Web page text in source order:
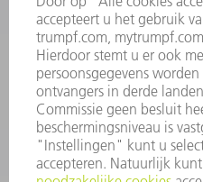
Veel
Algemene
+31 88
Ma. - vr.